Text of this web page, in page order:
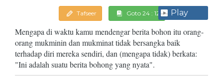
Tafseer Goto 24 : 12 Play
Mengapa di waktu kamu mendengar berita bohon itu orang-
orang mukminin dan mukminat tidak bersangka baik
terhadap diri mereka sendiri, dan (mengapa tidak) berkata:
"Ini adalah suatu berita bohong yang nyata".